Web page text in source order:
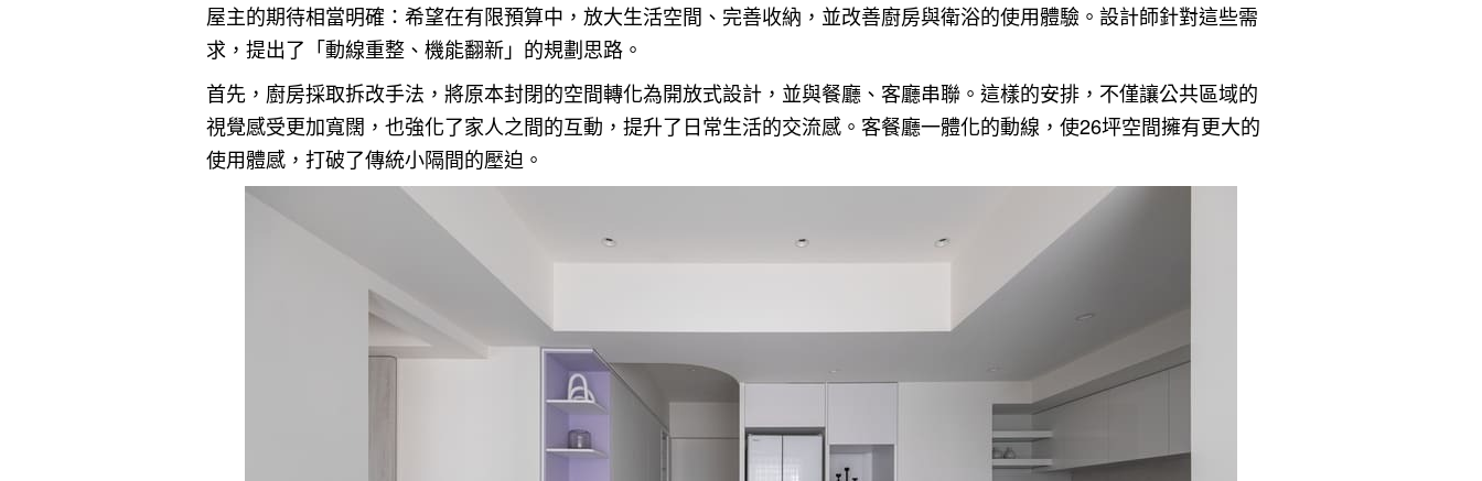
屋主的期待相當明確：希望在有限預算中，放大生活空間、完善收納，並改善廚房與衛浴的使用體驗。設計師針對這些需
求，提出了「動線重整、機能翻新」的規劃思路。
首先，廚房採取拆改手法，將原本封閉的空間轉化為開放式設計，並與餐廳、客廳串聯。這樣的安排，不僅讓公共區域的
視覺感受更加寬闊，也強化了家人之間的互動，提升了日常生活的交流感。客餐廳一體化的動線，使26坪空間擁有更大的
使用體感，打破了傳統小隔間的壓迫。